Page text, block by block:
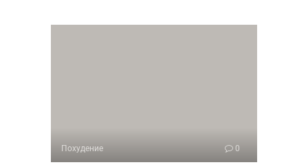
Похудение 0